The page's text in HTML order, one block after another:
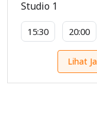
Studio 1
15:30 20:00
Lihat